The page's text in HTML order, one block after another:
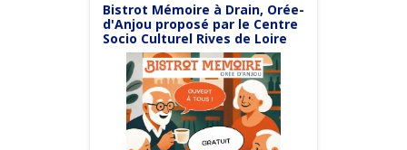
Bistrot Mémoire à Drain, Orée-
d'Anjou proposé par le Centre
Socio Culturel Rives de Loire